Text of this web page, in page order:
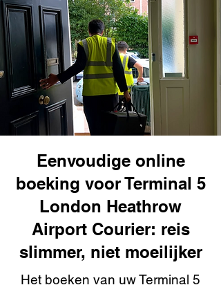
Eenvoudige online
boeking voor Terminal 5
London Heathrow
Airport Courier: reis
slimmer, niet moeilijker
Het boeken van uw Terminal 5